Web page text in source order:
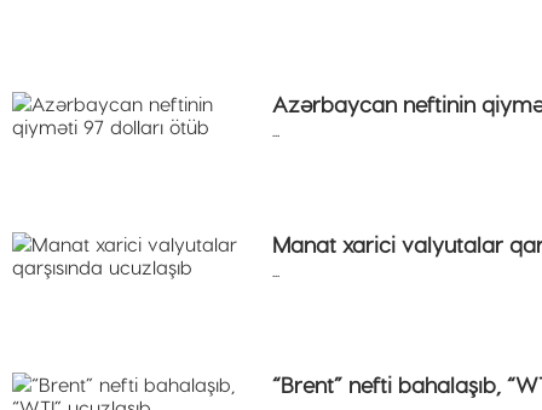
Azərbaycan neftinin
Manat xarici valyutalar
“Brent” nefti bahalaşıb,